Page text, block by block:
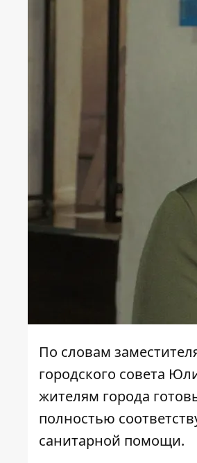
По словам
городского совета
жителям города
полностью
санитарной помощи.